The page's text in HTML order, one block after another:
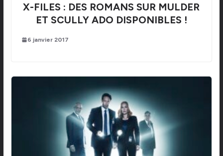
X-FILES : DES ROMANS SUR MULDER
ET SCULLY ADO DISPONIBLES !
6 janvier 2017